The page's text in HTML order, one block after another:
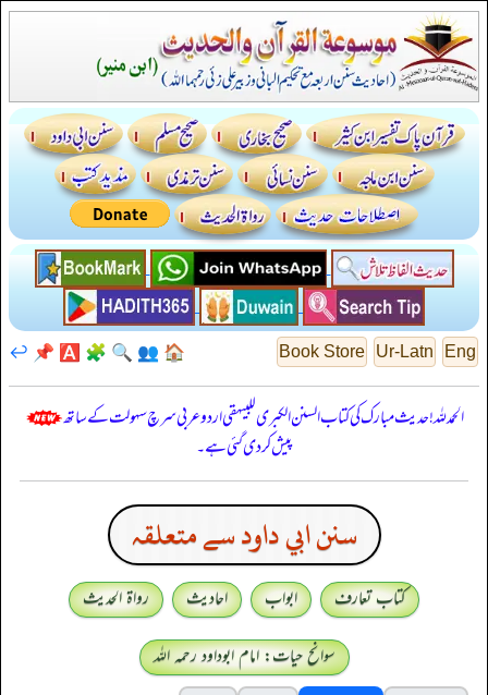
Eng
Ur-Latn
Book Store
🏠
👥
🔍
🧩
🅰️
📌
↩️
الحمدللہ! حدیث مبارک کی کتاب السنن الكبرى للبيهقي اردو عربی سرچ سہولت کے ساتھ
پیش کر دی گئی ہے۔
سنن ابي داود سے متعلقہ
کتاب تعارف ابواب احادیث
رواۃ الحدیث
سوانح حیات: امام ابوداود رحمہ اللہ